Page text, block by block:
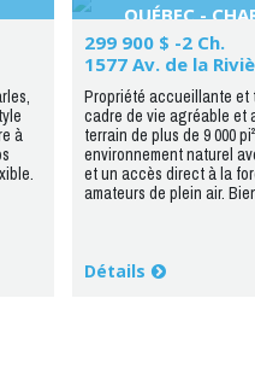
à
QUÉBEC -
299 900 $ -2 Ch.
1577 Av. de la
Propriété accueillante et
cadre de vie agréable et
terrain de plus de 9 000
environnement naturel
et un accès direct à la
amateurs de plein air.
Détails